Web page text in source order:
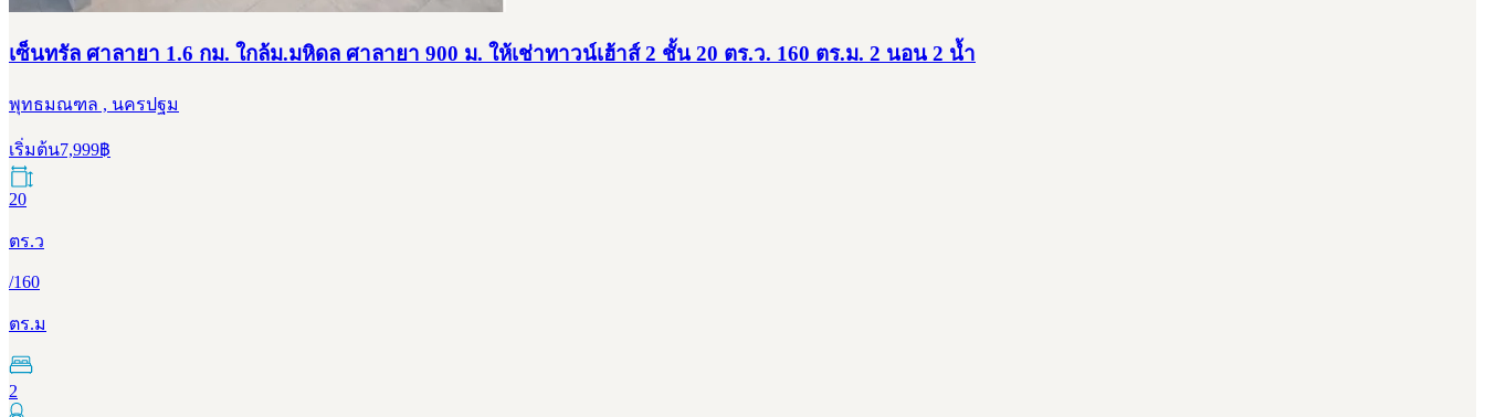
เซ็นทรัล ศาลายา 1.6 กม. ใกล้ม.มหิดล ศาลายา 900 ม. ให้เช่าทาวน์เฮ้าส์ 2 ชั้น 20 ตร.ว. 160 ตร.ม. 2 นอน 2 น้ำ
พุทธมณฑล , นครปฐม
เริ่มต้น7,999฿
20
ตร.ว
/160
ตร.ม
2